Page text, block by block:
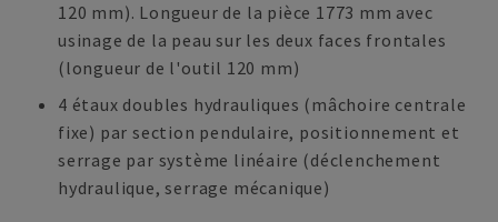
120 mm). Longueur de la pièce 1773 mm avec
usinage de la peau sur les deux faces frontales
(longueur de l'outil 120 mm)
4 étaux doubles hydrauliques (mâchoire centrale
fixe) par section pendulaire, positionnement et
serrage par système linéaire (déclenchement
hydraulique, serrage mécanique)